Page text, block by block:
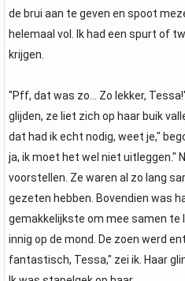
de brui aan te geven en spoot
helemaal vol. Ik had een spurt of
krijgen.
"Pff, dat was zo... Zo lekker,
glijden, ze liet zich op haar buik
dat had ik echt nodig, weet je,"
ja, ik moet het wel niet uitleggen."
voorstellen. Ze waren al zo lang
gezeten hebben. Bovendien was
gemakkelijkste om mee samen te
innig op de mond. De zoen werd
fantastisch, Tessa," zei ik. Haar